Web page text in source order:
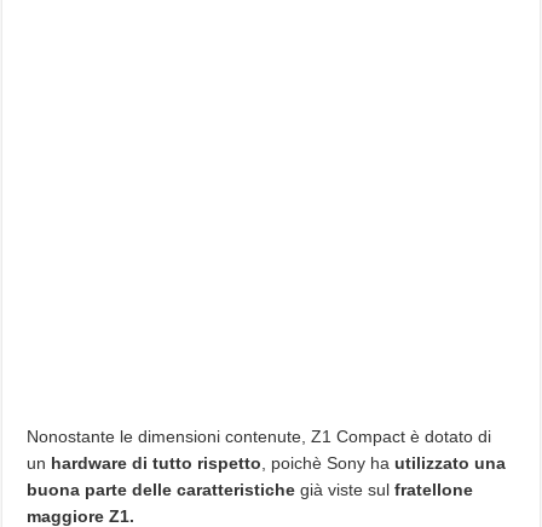
Nonostante le dimensioni contenute, Z1 Compact è dotato di
un hardware di tutto rispetto , poichè Sony hautilizzato una
buona parte delle caratteristiche già viste sulfratellone
maggiore Z1.